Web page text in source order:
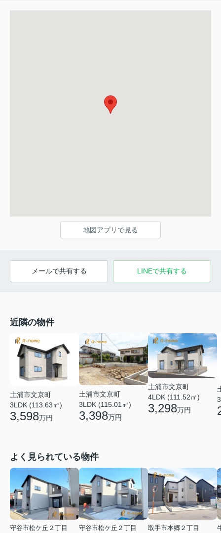
地図アプリで見る
メールで共有する LINEで共有する
近隣の物件
土浦市文京町
3LDK (113.63㎡)
3,598万円
土浦市文京町
3LDK (115.01㎡)
3,398万円
土浦市文京町
4LDK (111.52㎡)
3,298万円
よく見られている物件
守谷市松ケ丘２丁目
守谷市松ケ丘２丁目
取手市本郷２丁目